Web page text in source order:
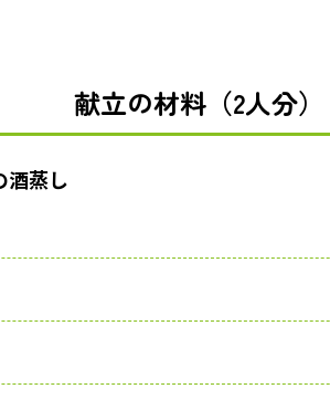
献立の材料（2人分）
酒蒸し